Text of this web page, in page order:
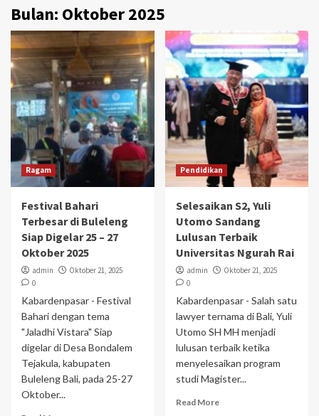
Bulan: Oktober 2025
Ragam
Festival Bahari
Terbesar di Buleleng
Siap Digelar 25 – 27
Oktober 2025
admin
Oktober 21, 2025
0
Kabardenpasar - Festival
Bahari dengan tema
"Jaladhi Vistara" Siap
digelar di Desa Bondalem
Tejakula, kabupaten
Buleleng Bali, pada 25-27
Oktober...
Pendidikan
Selesaikan S2, Yuli
Utomo Sandang
Lulusan Terbaik
Universitas Ngurah Rai
admin
Oktober 21, 2025
0
Kabardenpasar - Salah satu
lawyer ternama di Bali, Yuli
Utomo SH MH menjadi
lulusan terbaik ketika
menyelesaikan program
studi Magister...
Read More